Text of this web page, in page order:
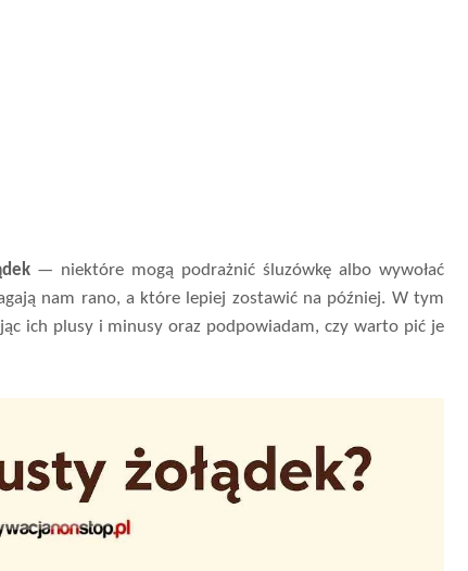
— niektóre mogą podrażnić śluzówkę albo wywołać
nam rano, a które lepiej zostawić na później. W tym
ich plusy i minusy oraz podpowiadam, czy warto pić je